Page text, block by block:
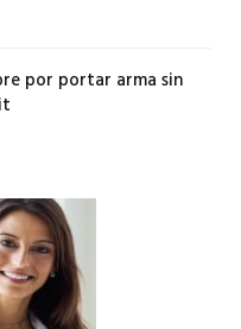
por portar arma sin